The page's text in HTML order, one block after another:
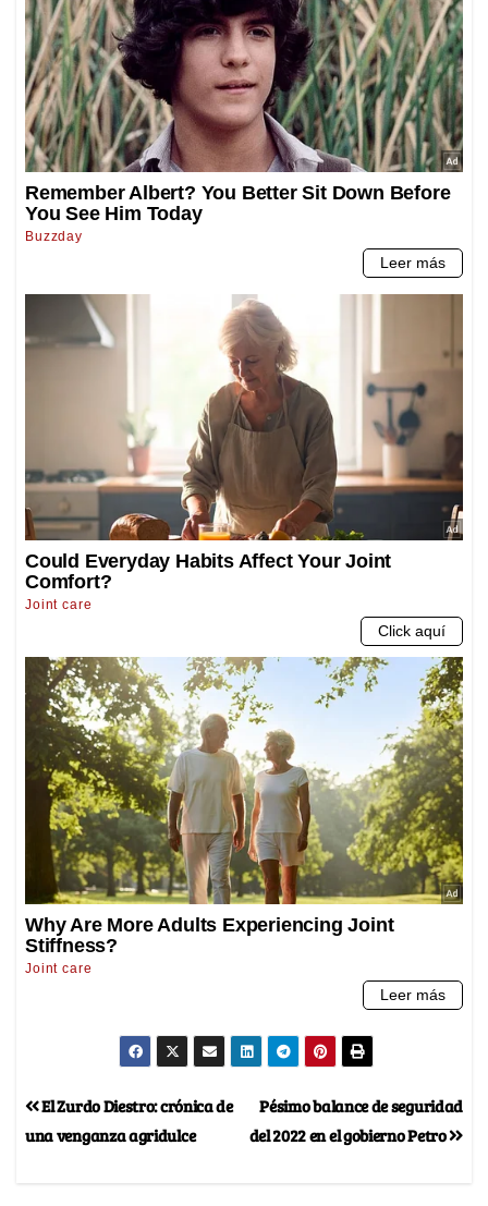
Pésimo balance de seguridad
del 2022 en el gobierno Petro
El Zurdo Diestro: crónica de
una venganza agridulce